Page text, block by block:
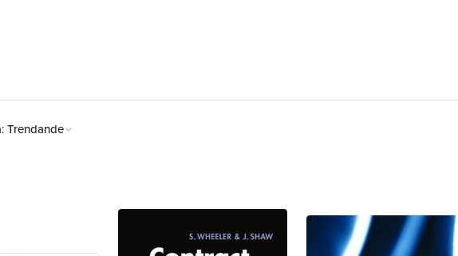
Trendande